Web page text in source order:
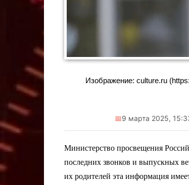
Изображение: culture.ru
📅9 марта 2025,
Министерство просвещения
последних звонков и выпускных
их родителей эта информация